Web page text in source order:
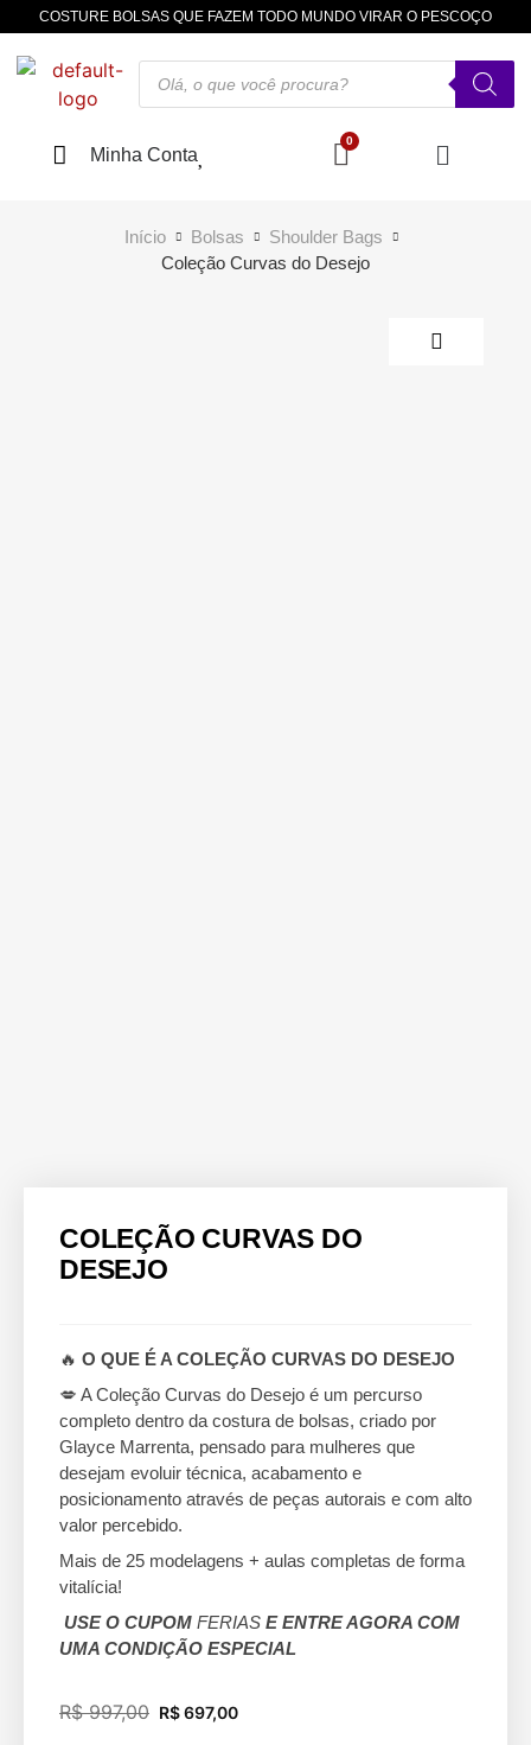
COSTURE BOLSAS QUE FAZEM TODO MUNDO VIRAR O PESCOÇO
Minha Conta
Início Bolsas
Shoulder Bags
Coleção Curvas do Desejo
COLEÇÃO CURVAS DO
DESEJO
🔥 O QUE É A COLEÇÃO CURVAS DO DESEJO
💋 A Coleção Curvas do Desejo é um percurso
completo dentro da costura de bolsas, criado por
Glayce Marrenta, pensado para mulheres que
desejam evoluir técnica, acabamento e
posicionamento através de peças autorais e com alto
valor percebido.
Mais de 25 modelagens + aulas completas de forma
vitalícia!
USE O CUPOM FERIAS E ENTRE AGORA COM
UMA CONDIÇÃO ESPECIAL
R$997,00 R$697,00